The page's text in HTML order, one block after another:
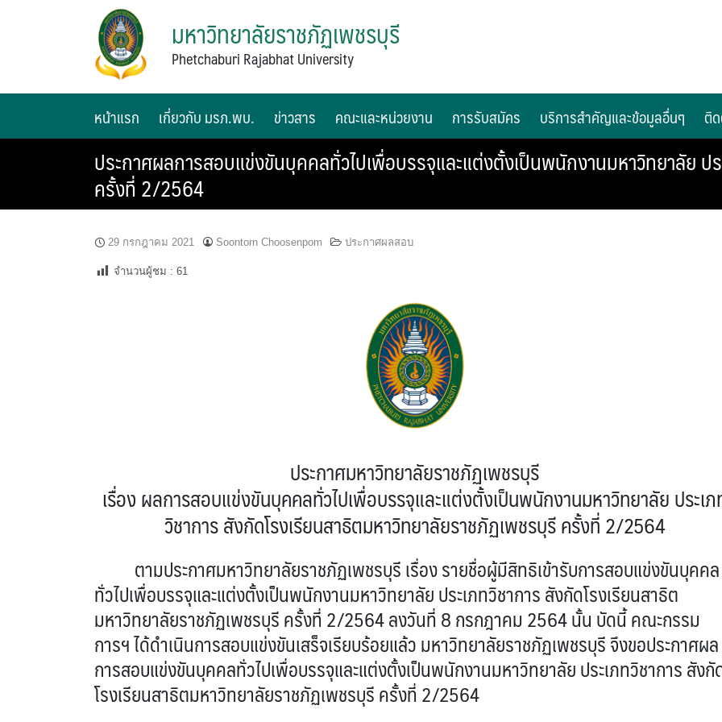
มหาวิทยาลัยราชภัฏเพชรบุรี
Phetchaburi Rajabhat University
หน้าแรก เกี่ยวกับ มรภ.พบ. ข่าวสาร คณะและหน่วยงาน การรับสมัคร บริการสำคัญและข้อมูลอื่นๆ ติ
ประกาศผลการสอบแข่งขันบุคคลทั่วไปเพื่อบรรจุและแต่งตั้งเป็นพนักงานมหาวิทยาลัย ป
ครั้งที่ 2/2564
29 กรกฎาคม 2021 Soontorn Choosenpom ประกาศผลสอบ
จำนวนผู้ชม : 61
ประกาศมหาวิทยาลัยราชภัฏเพชรบุรี
เรื่อง ผลการสอบแข่งขันบุคคลทั่วไปเพื่อบรรจุและแต่งตั้งเป็นพนักงานมหาวิทยาลัย ประเ
วิชาการ สังกัดโรงเรียนสาธิตมหาวิทยาลัยราชภัฏเพชรบุรี ครั้งที่ 2/2564
ตามประกาศมหาวิทยาลัยราชภัฏเพชรบุรี เรื่อง รายชื่อผู้มีสิทธิเข้ารับการสอบแข่งขันบุคคล
ทั่วไปเพื่อบรรจุและแต่งตั้งเป็นพนักงานมหาวิทยาลัย ประเภทวิชาการ สังกัดโรงเรียนสาธิต
มหาวิทยาลัยราชภัฏเพชรบุรี ครั้งที่ 2/2564 ลงวันที่ 8 กรกฎาคม 2564 นั้น บัดนี้ คณะกรรม
การฯ ได้ดำเนินการสอบแข่งขันเสร็จเรียบร้อยแล้ว มหาวิทยาลัยราชภัฏเพชรบุรี จึงขอประกาศผล
การสอบแข่งขันบุคคลทั่วไปเพื่อบรรจุและแต่งตั้งเป็นพนักงานมหาวิทยาลัย ประเภทวิชาการ สังกั
โรงเรียนสาธิตมหาวิทยาลัยราชภัฏเพชรบุรี ครั้งที่ 2/2564